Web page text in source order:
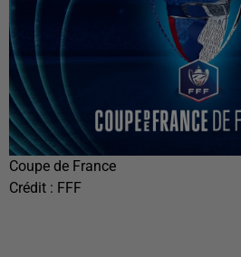
Coupe de France
Crédit : FFF